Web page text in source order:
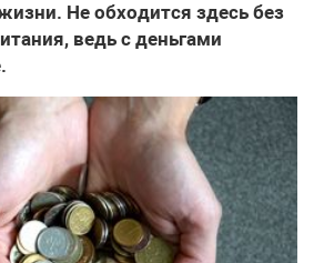
Не обходится здесь без
ведь с деньгами